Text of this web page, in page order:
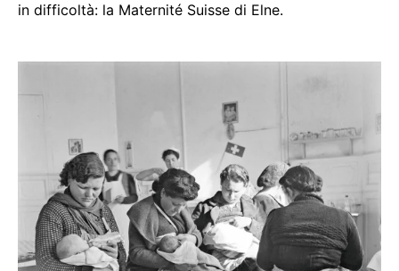
in difficoltà: la Maternité Suisse di Elne.